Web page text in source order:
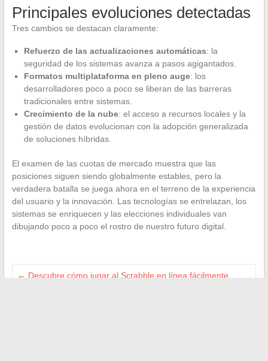
Principales evoluciones detectadas
Tres cambios se destacan claramente:
Refuerzo de las actualizaciones automáticas: la
seguridad de los sistemas avanza a pasos agigantados.
Formatos multiplataforma en pleno auge: los
desarrolladores poco a poco se liberan de las barreras
tradicionales entre sistemas.
Crecimiento de la nube: el acceso a recursos locales y la
gestión de datos evolucionan con la adopción generalizada
de soluciones híbridas.
El examen de las cuotas de mercado muestra que las
posiciones siguen siendo globalmente estables, pero la
verdadera batalla se juega ahora en el terreno de la experiencia
del usuario y la innovación. Las tecnologías se entrelazan, los
sistemas se enriquecen y las elecciones individuales van
dibujando poco a poco el rostro de nuestro futuro digital.
← Descubre cómo jugar al Scrabble en línea fácilmente